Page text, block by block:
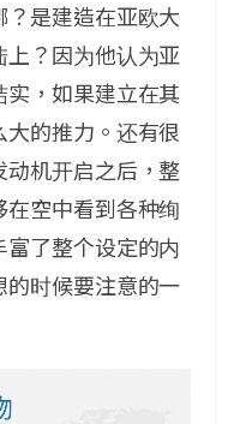
是建造在亚欧大
上？因为他认为亚
，如果建立在其
的推力。还有很
机开启之后，整
空中看到各种绚
了整个设定的内
时候要注意的一